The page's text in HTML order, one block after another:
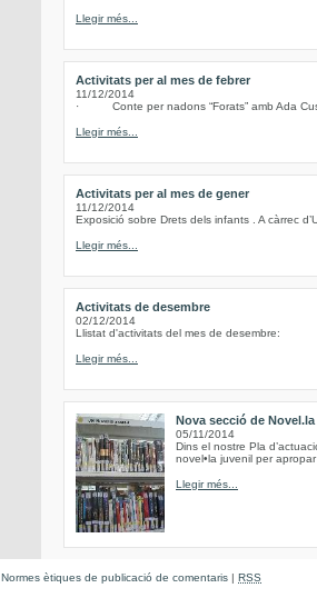
Llegir més...
Activitats per al mes de febrer
11/12/2014
· Conte per nadons “Forats” amb Ada
Llegir més...
Activitats per al mes de gener
11/12/2014
Exposició sobre Drets dels infants . A càrrec
Llegir més...
Activitats de desembre
02/12/2014
Llistat d'activitats del mes de desembre:
Llegir més...
Nova secció de
05/11/2014
Dins el nostre Pla
novel•la juvenil per
Llegir més...
Normes ètiques de publicació de comentaris | RSS